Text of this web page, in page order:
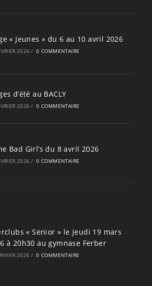
« Jeunes » du 6 au 10 avril 2026
2026 / 0 COMMENTAIRE
d’été au BACLY
2026 / 0 COMMENTAIRE
Bad Girl’s du 8 avril 2026
2026 / 0 COMMENTAIRE
« Senior » le jeudi 19 mars
à 20h30 au gymnase Ferber
2026 / 0 COMMENTAIRE